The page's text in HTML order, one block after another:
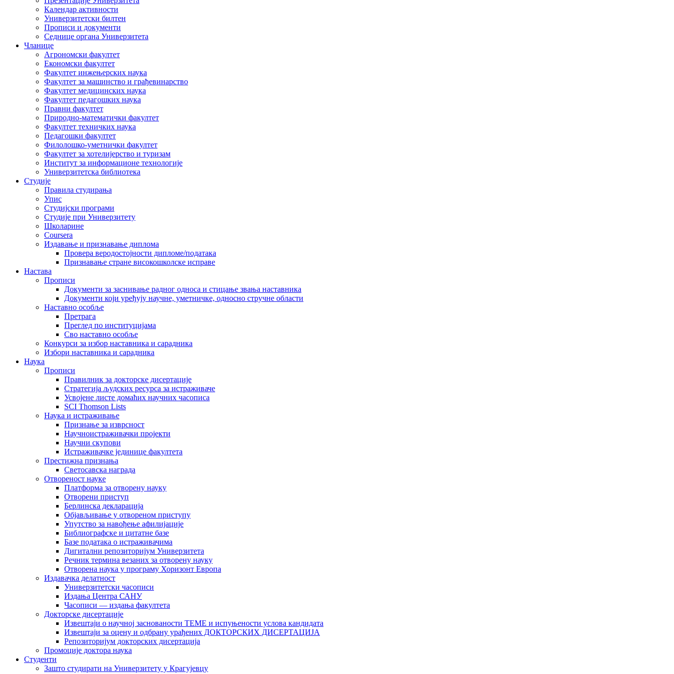
Календар активности
Универзитетски билтен
Прописи и документи
Седнице органа Универзитета
Чланице
Агрономски факултет
Економски факултет
Факултет инжењерских наука
Факултет за машинство и грађевинарство
Факултет медицинских наука
Факултет педагошких наука
Правни факултет
Природно-математички факултет
Факултет техничких наука
Педагошки факултет
Филолошко-уметнички факултет
Факултет за хотелијерство и туризам
Институт за информационе технологије
Универзитетска библиотека
Студије
Правила студирања
Упис
Студијски програми
Студије при Универзитету
Школарине
Coursera
Издавање и признавање диплома
Провера веродостојности дипломе/података
Признавање стране високошколске исправе
Настава
Прописи
Документи за заснивање радног односа и стицање звања наставника
Документи који уређују научне, уметничке, односно стручне области
Наставно особље
Претрага
Преглед по институцијама
Сво наставно особље
Конкурси за избор наставника и сарадника
Избори наставника и сарадника
Наука
Прописи
Правилник за докторске дисертације
Стратегија људских ресурса за истраживаче
Усвојене листе домаћих научних часописа
SCI Thomson Lists
Наука и истраживање
Признање за изврсност
Научноистраживачки пројекти
Научни скупови
Истраживачке јединице факултета
Престижна признања
Светосавска награда
Отвореност науке
Платформа за отворену науку
Отворени приступ
Берлинска декларација
Објављивање у отвореном приступу
Упутство за навођење афилијације
Библиографске и цитатне базе
Базе података о истраживачима
Дигитални репозиторијум Универзитета
Рeчник термина везаних за отворену науку
Отворена наука у програму Хоризонт Европа
Издавачка делатност
Универзитетски часописи
Издања Центра САНУ
Часописи — издања факултета
Докторске дисертације
Извештаји о научној заснованости ТЕМЕ и испуњености услова кандидата
Извештаји за оцену и одбрану урађених ДОКТОРСКИХ ДИСЕРТАЦИЈА
Репозиторијум докторских дисертација
Промоције доктора наука
Студенти
Зашто студирати на Универзитету у Крагујевцу